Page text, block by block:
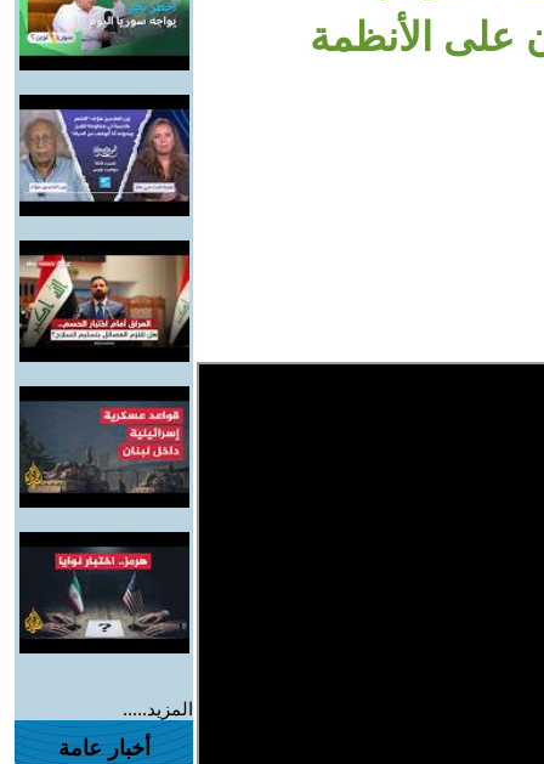
على الأنظمة
المزيد.....
أخبار عامة